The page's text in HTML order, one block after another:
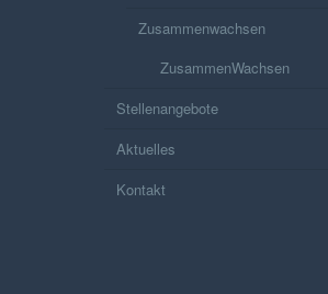
Zusammenwachsen
ZusammenWachsen
Stellenangebote
Aktuelles
Kontakt